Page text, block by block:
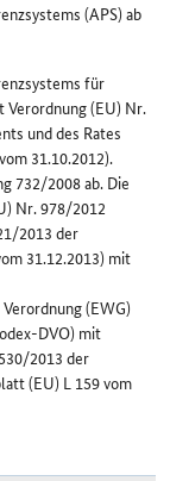
(APS) ab
für
Verordnung (EU) Nr.
und des Rates
31.10.2012).
732/2008 ab. Die
Nr. 978/2012
2013 der
31.12.2013) mit
(EWG)
DVO) mit
2013 der
(EU) L 159 vom